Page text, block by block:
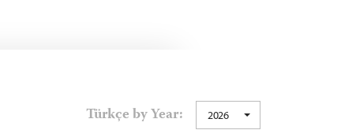
Türkçe by Year: 2026